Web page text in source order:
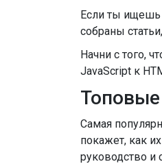
Если ты ищешь
собраны
Начни с того,
JavaScript к
Самая
покажет, как
руководство и